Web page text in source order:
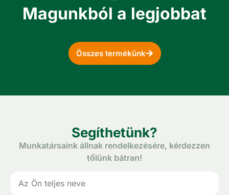
Magunkból a legjobbat
Összes termékünk
Segíthetünk?
Munkatársaink állnak rendelkezésére, kérdezzen
tőlünk bátran!